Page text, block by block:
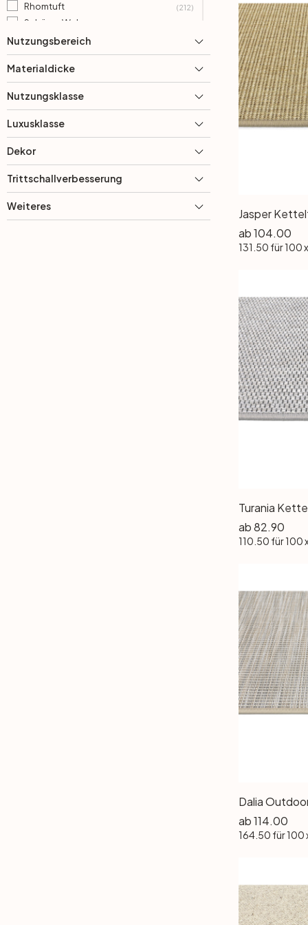
Rhomtuft (212)
Schöner Wohnen
Sedna
Timzo (4)
Tisca
Vorwerk
Nutzungsbereich
Materialdicke
Nutzungsklasse
Luxusklasse
Dekor
Trittschallverbesserung
Weiteres
Jasper
ab104.00
131.50 für 100
ab82.90
110.50 für 100
ab114.00
164.50 für 100